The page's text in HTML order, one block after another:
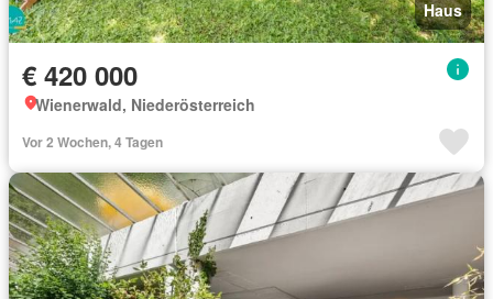
Haus
€ 420 000
Wienerwald, Niederösterreich
Vor 2 Wochen, 4 Tagen